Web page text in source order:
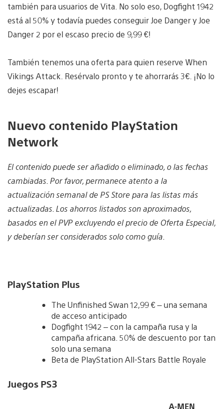
también para usuarios de Vita. No solo eso, Dogfight 1942
está al 50% y todavía puedes conseguir Joe Danger y Joe
Danger 2 por el escaso precio de 9,99 €!
También tenemos una oferta para quien reserve When
Vikings Attack. Resérvalo pronto y te ahorrarás 3€. ¡No lo
dejes escapar!
Nuevo contenido PlayStation
Network
El contenido puede ser añadido o eliminado, o las fechas
cambiadas. Por favor, permanece atento a la
actualización semanal de PS Store para las listas más
actualizadas. Los ahorros listados son aproximados,
basados en el PVP excluyendo el precio de Oferta Especial,
y deberían ser considerados solo como guía.
PlayStation Plus
The Unfinished Swan 12,99 € – una semana
de acceso anticipado
Dogfight 1942 – con la campaña rusa y la
campaña africana. 50% de descuento por tan
solo una semana
Beta de PlayStation All-Stars Battle Royale
Juegos PS3
A-MEN